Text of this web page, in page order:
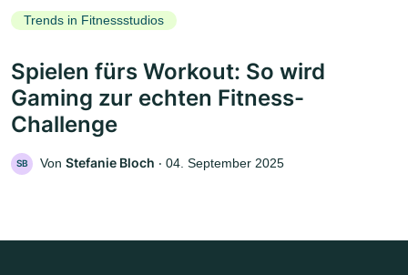
Trends in Fitnessstudios
Spielen fürs Workout: So wird
Gaming zur echten Fitness-
Challenge
SB Von Stefanie Bloch ‧ 04. September 2025